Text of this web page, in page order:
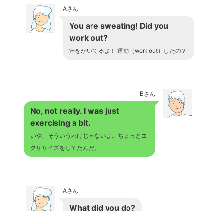
Aさん
You are sweating! Did you
work out?
汗をかいてるよ！ 運動（work out）したの？
Bさん
No, not really. I was just
exercising a bit.
いや、そういうわけじゃないよ。ちょっとエ
クササイズをしてたんだ。
Aさん
What did you do?